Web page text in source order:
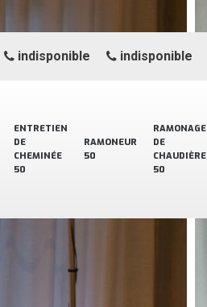
ENTRETIEN
DE
CHEMINÉE
50
RAMONEUR
50
RAMONAGE
DE
CHAUDIÈRE
50
indisponible indisponible